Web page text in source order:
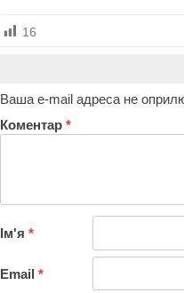
16
Ваша e-mail адреса не
Коментар *
Ім'я *
Email *